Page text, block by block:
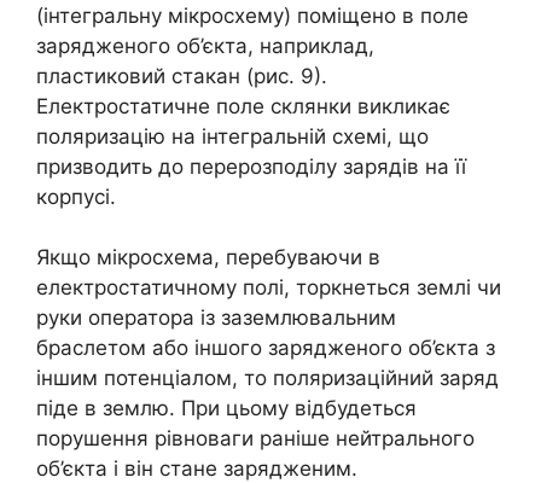
(інтегральну мікросхему) поміщено в поле
зарядженого об’єкта, наприклад,
пластиковий стакан (рис. 9).
Електростатичне поле склянки викликає
поляризацію на інтегральній схемі, що
призводить до перерозподілу зарядів на її
корпусі.
Якщо мікросхема, перебуваючи в
електростатичному полі, торкнеться землі чи
руки оператора із заземлювальним
браслетом або іншого зарядженого об’єкта з
іншим потенціалом, то поляризаційний заряд
піде в землю. При цьому відбудеться
порушення рівноваги раніше нейтрального
об’єкта і він стане зарядженим.